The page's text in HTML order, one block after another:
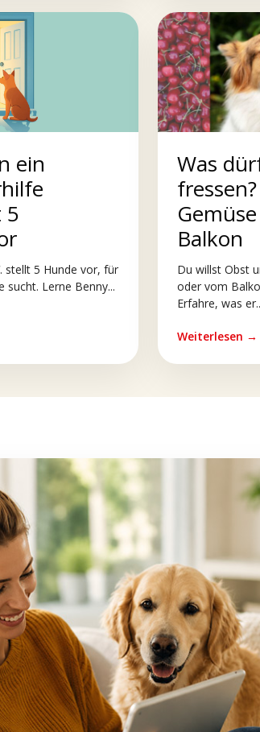
ein
5
stellt 5 Hunde vor, für
sucht. Lerne Benny...
Was
Balkon
Du willst Obst
oder vom
Erfahre, was
Weiterlesen →